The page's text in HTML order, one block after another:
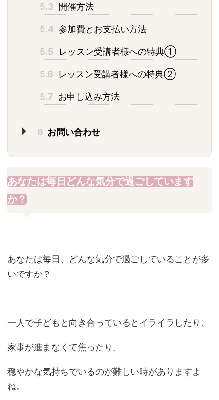
5.3 開催方法
5.4 参加費とお支払い方法
5.5 レッスン受講者様への特典①
5.6 レッスン受講者様への特典②
5.7 お申し込み方法
6 お問い合わせ
あなたは毎日どんな気分で過ごしています
か？
あなたは毎日、どんな気分で過ごしていることが多
いですか？
一人で子どもと向き合っているとイライラしたり、
家事が進まなくて焦ったり、
穏やかな気持ちでいるのが難しい時がありますよ
ね。